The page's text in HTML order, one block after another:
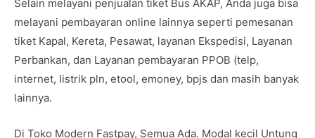
Selain melayani penjualan tiket Bus AKAP, Anda juga bisa
melayani pembayaran online lainnya seperti pemesanan
tiket Kapal, Kereta, Pesawat, layanan Ekspedisi, Layanan
Perbankan, dan Layanan pembayaran PPOB (telp,
internet, listrik pln, etool, emoney, bpjs dan masih banyak
lainnya.
Di Toko Modern Fastpay, Semua Ada. Modal kecil Untung